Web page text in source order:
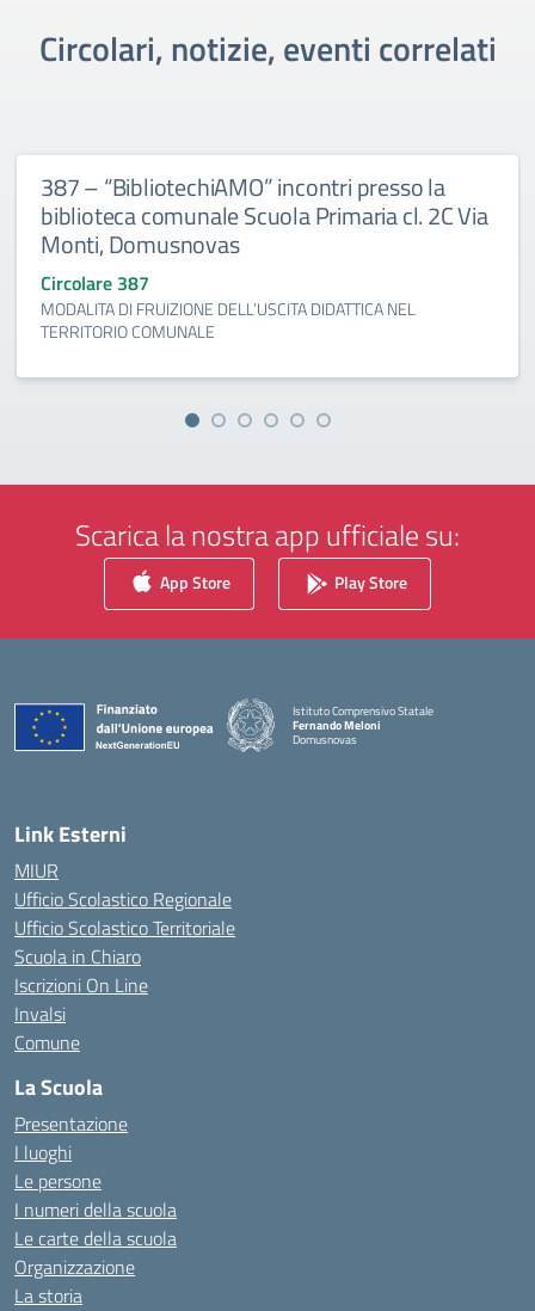
Circolari, notizie, eventi correlati
387 – “BibliotechiAMO” incontri presso la
biblioteca comunale Scuola Primaria cl. 2C Via
Monti, Domusnovas
Circolare 387
MODALITA DI FRUIZIONE DELL’USCITA DIDATTICA NEL
TERRITORIO COMUNALE
Scarica la nostra app ufficiale su:
App Store Play Store
Istituto Comprensivo Statale
Fernando Meloni
Domusnovas
Link Esterni
MIUR
Ufficio Scolastico Regionale
Ufficio Scolastico Territoriale
Scuola in Chiaro
Iscrizioni On Line
Invalsi
Comune
La Scuola
Presentazione
I luoghi
Le persone
I numeri della scuola
Le carte della scuola
Organizzazione
La storia